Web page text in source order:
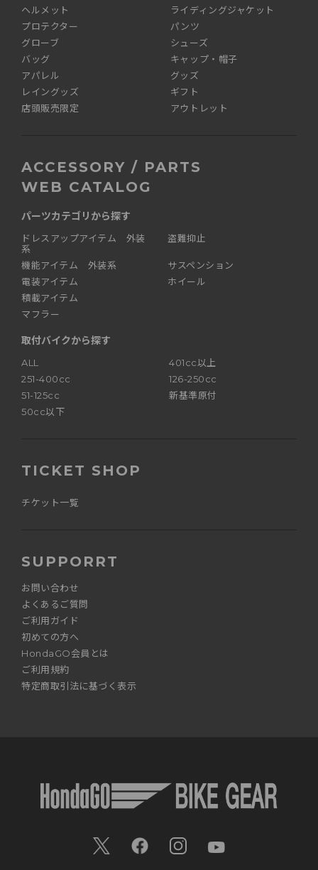
ヘルメット
ライディングジャケット
プロテクター
パンツ
グローブ
シューズ
バッグ
キャップ・帽子
アパレル
グッズ
レイングッズ
ギフト
店頭販売限定
アウトレット
ACCESSORY / PARTS
WEB CATALOG
パーツカテゴリから探す
ドレスアップアイテム 外装
系
機能アイテム 外装系
電装アイテム
積載アイテム
マフラー
盗難抑止
サスペンション
ホイール
取付バイクから探す
ALL
401cc以上
251-400cc
126-250cc
51-125cc
新基準原付
50cc以下
TICKET SHOP
チケット一覧
SUPPORRT
お問い合わせ
よくあるご質問
ご利用ガイド
初めての方へ
HondaGO会員とは
ご利用規約
特定商取引法に基づく表示